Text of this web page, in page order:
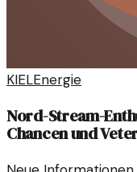
KIELEnergie
Nord-Stream-
Chancen und